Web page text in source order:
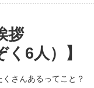
拶
6人）】
さんあるってこと？